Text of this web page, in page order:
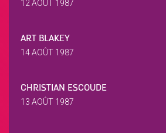
12 AOÛT 1987
ART BLAKEY
14 AOÛT 1987
CHRISTIAN ESCOUDE
13 AOÛT 1987